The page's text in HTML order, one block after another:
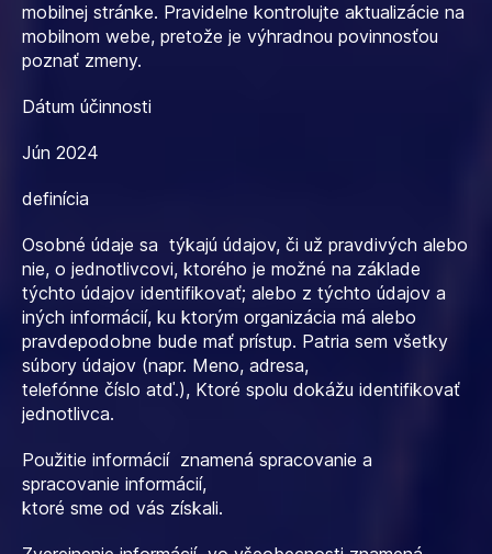
mobilnej stránke. Pravidelne kontrolujte aktualizácie na
mobilnom webe, pretože je výhradnou povinnosťou
poznať zmeny.
Dátum účinnosti
Jún 2024
definícia
Osobné údaje sa týkajú údajov, či už pravdivých alebo
nie, o jednotlivcovi, ktorého je možné na základe
týchto údajov identifikovať; alebo z týchto údajov a
iných informácií, ku ktorým organizácia má alebo
pravdepodobne bude mať prístup. Patria sem všetky
súbory údajov (napr. Meno, adresa,
telefónne číslo atď.), Ktoré spolu dokážu identifikovať
jednotlivca.
Použitie informácií znamená spracovanie a
spracovanie informácií,
ktoré sme od vás získali.